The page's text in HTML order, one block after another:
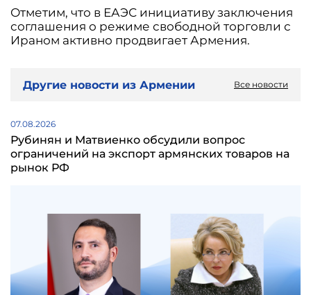
Отметим, что в ЕАЭС инициативу заключения
соглашения о режиме свободной торговли с
Ираном активно продвигает Армения.
Другие новости из Армении Все новости
07.08.2026
Рубинян и Матвиенко обсудили вопрос
ограничений на экспорт армянских товаров на
рынок РФ